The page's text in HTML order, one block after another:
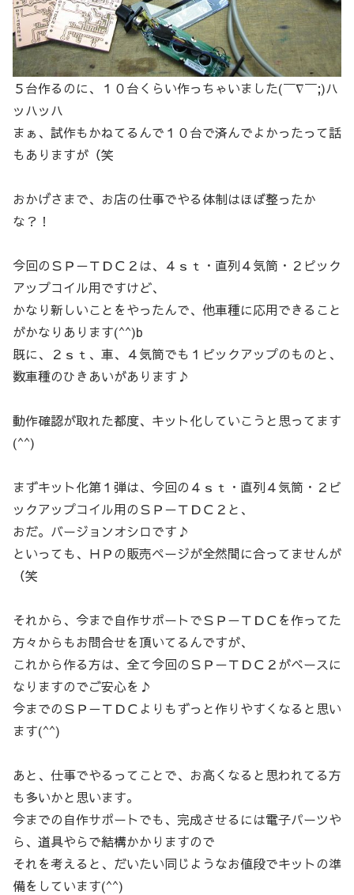
５台作るのに、１０台くらい作っちゃいました(￣∇￣;)ハ
ッハッハ
まぁ、試作もかねてるんで１０台で済んでよかったって話
もありますが（笑
おかげさまで、お店の仕事でやる体制はほぼ整ったか
な？！
今回のＳＰ－ＴＤＣ２は、４ｓｔ・直列４気筒・２ピック
アップコイル用ですけど、
かなり新しいことをやったんで、他車種に応用できること
がかなりあります(^^)b
既に、２ｓｔ、車、４気筒でも１ピックアップのものと、
数車種のひきあいがあります♪
動作確認が取れた都度、キット化していこうと思ってます
(^^)
まずキット化第１弾は、今回の４ｓｔ・直列４気筒・２ピ
ックアップコイル用のＳＰ－ＴＤＣ２と、
おだ。バージョンオシロです♪
といっても、ＨＰの販売ページが全然間に合ってませんが
（笑
それから、今まで自作サポートでＳＰ－ＴＤＣを作ってた
方々からもお問合せを頂いてるんですが、
これから作る方は、全て今回のＳＰ－ＴＤＣ２がベースに
なりますのでご安心を♪
今までのＳＰ－ＴＤＣよりもずっと作りやすくなると思い
ます(^^)
あと、仕事でやるってことで、お高くなると思われてる方
も多いかと思います。
今までの自作サポートでも、完成させるには電子パーツや
ら、道具やらで結構かかりますので
それを考えると、だいたい同じようなお値段でキットの準
備をしています(^^)